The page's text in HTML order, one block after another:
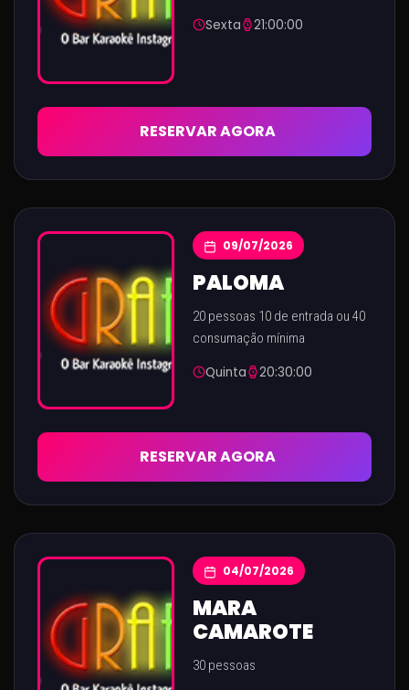
Sexta 21:00:00
RESERVAR AGORA
09/07/2026
PALOMA
20 pessoas 10 de entrada ou 40
consumação mínima
Quinta 20:30:00
RESERVAR AGORA
04/07/2026
MARA
CAMAROTE
30 pessoas